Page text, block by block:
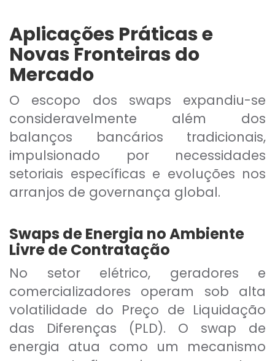
Aplicações Práticas e
Novas Fronteiras do
Mercado
O escopo dos swaps expandiu-se
consideravelmente além dos
balanços bancários tradicionais,
impulsionado por necessidades
setoriais específicas e evoluções nos
arranjos de governança global.
Swaps de Energia no Ambiente
Livre de Contratação
No setor elétrico, geradores e
comercializadores operam sob alta
volatilidade do Preço de Liquidação
das Diferenças (PLD). O swap de
energia atua como um mecanismo